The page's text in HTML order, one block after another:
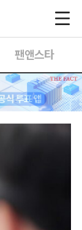
팬앤스타